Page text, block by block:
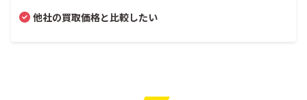
他社の買取価格と比較したい